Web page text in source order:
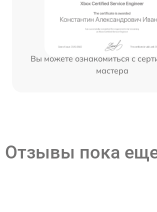
Вы можете ознакомиться с
мастера
Отзывы пока